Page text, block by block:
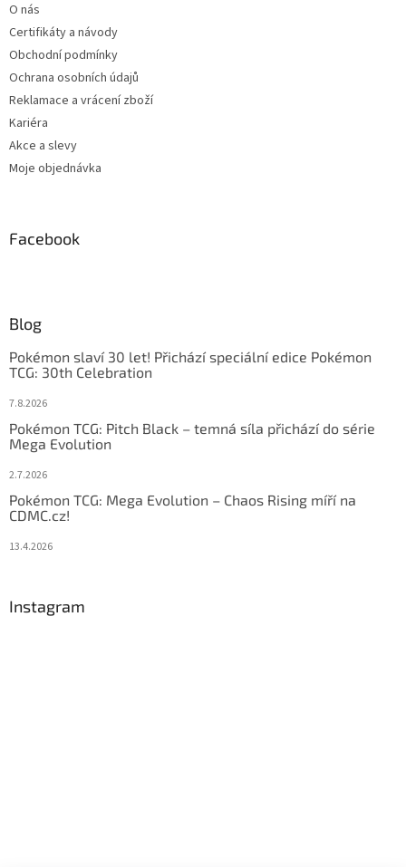
O nás
Certifikáty a návody
Obchodní podmínky
Ochrana osobních údajů
Reklamace a vrácení zboží
Kariéra
Akce a slevy
Moje objednávka
Facebook
Blog
Pokémon slaví 30 let! Přichází speciální edice Pokémon
TCG: 30th Celebration
7.8.2026
Pokémon TCG: Pitch Black – temná síla přichází do série
Mega Evolution
2.7.2026
Pokémon TCG: Mega Evolution – Chaos Rising míří na
CDMC.cz!
13.4.2026
Instagram